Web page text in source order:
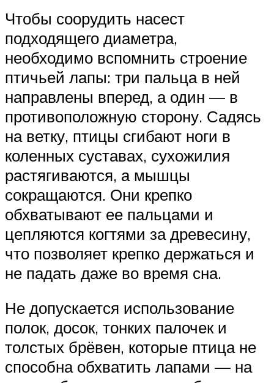
Чтобы соорудить насест
подходящего диаметра,
необходимо вспомнить строение
птичьей лапы: три пальца в ней
направлены вперед, а один — в
противоположную сторону. Садясь
на ветку, птицы сгибают ноги в
коленных суставах, сухожилия
растягиваются, а мышцы
сокращаются. Они крепко
обхватывают ее пальцами и
цепляются когтями за древесину,
что позволяет крепко держаться и
не падать даже во время сна.
Не допускается использование
полок, досок, тонких палочек и
толстых брёвен, которые птица не
способна обхватить лапами — на